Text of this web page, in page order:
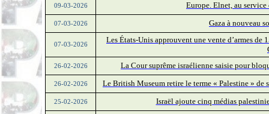
09-03-2026 Europe. Elnet, au
07-03-2026 Gaza à nouveau
07-03-2026
Les États-Unis approuvent une vente d’armes
26-02-2026 La Cour suprême israélienne saisie pour
26-02-2026 Le British Museum retire le terme « Palestine » de
25-02-2026 Israël ajoute cinq médias